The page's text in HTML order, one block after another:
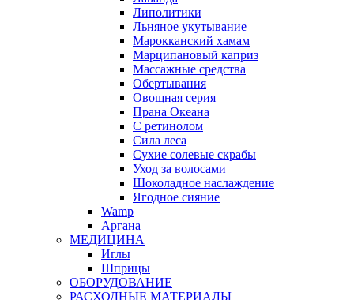
Липолитики
Льняное укутывание
Марокканский хамам
Марципановый каприз
Массажные средства
Обертывания
Овощная серия
Прана Океана
С ретинолом
Сила леса
Сухие солевые скрабы
Уход за волосами
Шоколадное наслаждение
Ягодное сияние
Wamp
Аргана
МЕДИЦИНА
Иглы
Шприцы
ОБОРУДОВАНИЕ
РАСХОДНЫЕ МАТЕРИАЛЫ